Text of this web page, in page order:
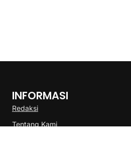
INFORMASI
Redaksi
Tentang Kami